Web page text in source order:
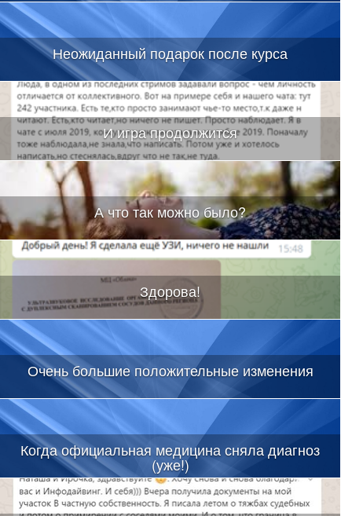
Неожиданный подарок после курса
И игра продолжится
А что так можно было?
Здорова!
Очень большие положительные изменения
Когда официальная медицина сняла диагноз
(уже!)